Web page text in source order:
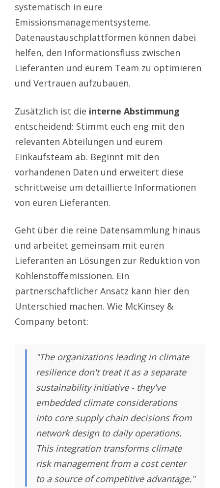
systematisch in eure
Emissionsmanagementsysteme.
Datenaustauschplattformen können dabei
helfen, den Informationsfluss zwischen
Lieferanten und eurem Team zu optimieren
und Vertrauen aufzubauen.
Zusätzlich ist die interne Abstimmung
entscheidend: Stimmt euch eng mit den
relevanten Abteilungen und eurem
Einkaufsteam ab. Beginnt mit den
vorhandenen Daten und erweitert diese
schrittweise um detaillierte Informationen
von euren Lieferanten.
Geht über die reine Datensammlung hinaus
und arbeitet gemeinsam mit euren
Lieferanten an Lösungen zur Reduktion von
Kohlenstoffemissionen. Ein
partnerschaftlicher Ansatz kann hier den
Unterschied machen. Wie McKinsey &
Company betont:
"The organizations leading in climate
resilience don't treat it as a separate
sustainability initiative - they've
embedded climate considerations
into core supply chain decisions from
network design to daily operations.
This integration transforms climate
risk management from a cost center
to a source of competitive advantage."